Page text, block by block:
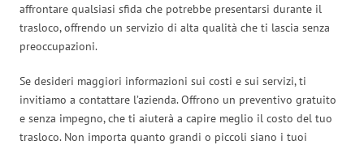
affrontare qualsiasi sfida che potrebbe presentarsi durante il
trasloco, offrendo un servizio di alta qualità che ti lascia senza
preoccupazioni.
Se desideri maggiori informazioni sui costi e sui servizi, ti
invitiamo a contattare l’azienda. Offrono un preventivo gratuito
e senza impegno, che ti aiuterà a capire meglio il costo del tuo
trasloco. Non importa quanto grandi o piccoli siano i tuoi